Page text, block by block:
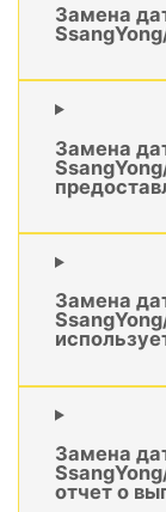
Замена
Замена
Замена
Замена
отчет о